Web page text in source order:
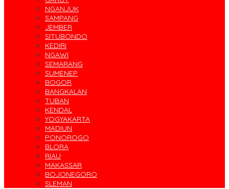
NGANJUK
SAMPANG
JEMBER
SITUBONDO
KEDIRI
NGAWI
SEMARANG
SUMENEP
BOGOR
BANGKALAN
TUBAN
KENDAL
YOGYAKARTA
MADIUN
PONOROGO
BLORA
RIAU
MAKASSAR
BOJONEGORO
SLEMAN